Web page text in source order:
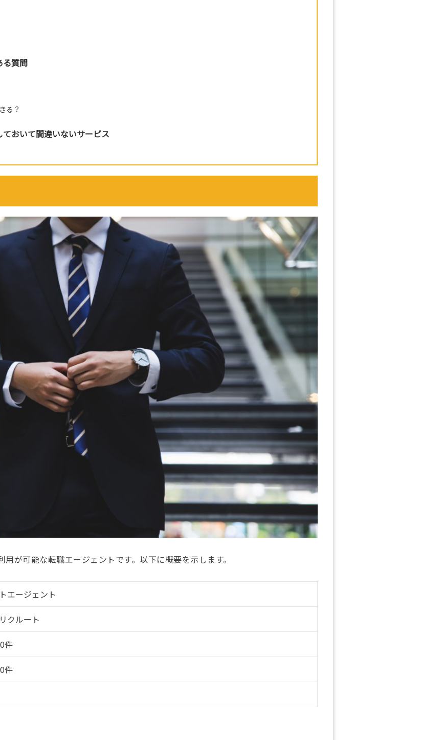
る質問
る？
おいて間違いないサービス
が可能な転職エージェントです。以下に概要を示します。
エージェント
クルート
件
件